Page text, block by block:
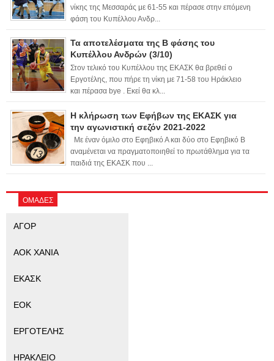
νίκης της Μεσσαράς με 61-55 και πέρασε στην επόμενη
φάση του Κυπέλλου Ανδρ...
Τα αποτελέσματα της Β φάσης του
Κυπέλλου Ανδρών (3/10)
Στον τελικό του Κυπέλλου της ΕΚΑΣΚ θα βρεθεί ο
Εργοτέλης, που πήρε τη νίκη με 71-58 του Ηράκλειο
και πέρασα bye . Εκεί θα κλ...
Η κλήρωση των Εφήβων της ΕΚΑΣΚ για
την αγωνιστική σεζόν 2021-2022
Με έναν όμιλο στο Εφηβικό Α και δύο στο Εφηβικό Β
αναμένεται να πραγματοποιηθεί το πρωτάθλημα για τα
παιδιά της ΕΚΑΣΚ που ...
ΟΜΑΔΕΣ
ΑΓΟΡ
ΑΟΚ ΧΑΝΙΑ
ΕΚΑΣΚ
ΕΟΚ
ΕΡΓΟΤΕΛΗΣ
ΗΡΑΚΛΕΙΟ